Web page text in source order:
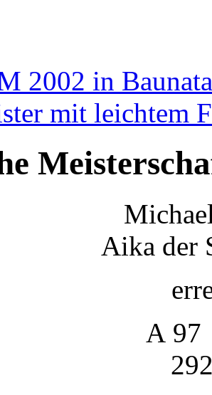
2002 in
mit leichtem
Aika der
A 97